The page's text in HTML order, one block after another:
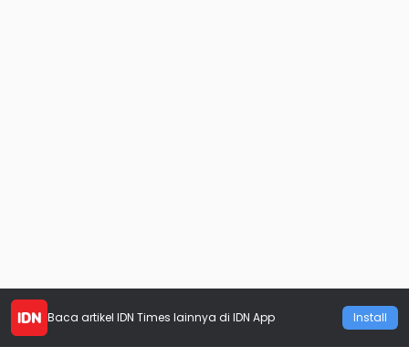
Baca artikel IDN Times lainnya di IDN App Install